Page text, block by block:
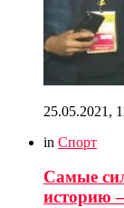
25.05.2021,
in Спорт
Самые
историю